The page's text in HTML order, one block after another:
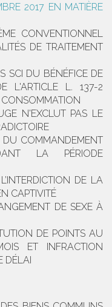
2017 EN MATIÈRE
CONVENTIONNEL
DE TRAITEMENT
SCI DU BÉNÉFICE DE
L'ARTICLE L. 137-2
N'EXCLUT PAS LE
COMMANDEMENT
LA PÉRIODE
DE LA
CAPTIVITÉ
DE SEXE À
DE POINTS AU
ET INFRACTION
DÉLAI